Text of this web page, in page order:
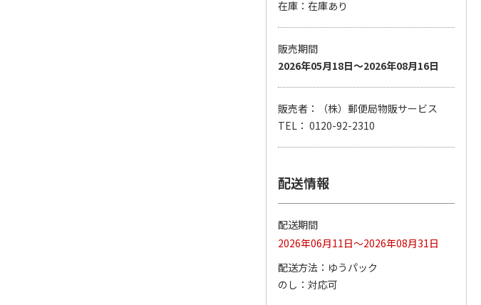
手】ハッピーグリー
【グリーティング切
手】グリーティング
円…
4.8（11）
5,500円
通切手・千鳥（1シ
11,000円
在庫：在庫あり
販売期間
2026年05月18日～2026年08月16日
販売者：（株）郵便局物販サービス
TEL： 0120-92-2310
配送情報
配送期間
2026年06月11日～2026年08月31日
配送方法
ゆうパック
のし
対応可